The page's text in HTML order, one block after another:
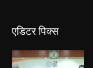
एडिटर पिक्स